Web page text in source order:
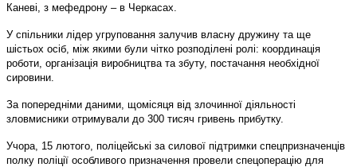
Каневі, з мефедрону – в Черкасах.
У спільники лідер угруповання залучив власну дружину та ще
шістьох осіб, між якими були чітко розподілені ролі: координація
роботи, організація виробництва та збуту, постачання необхідної
сировини.
За попередніми даними, щомісяця від злочинної діяльності
зловмисники отримували до 300 тисяч гривень прибутку.
Учора, 15 лютого, поліцейські за силової підтримки спецпризначенців
полку поліції особливого призначення провели спецоперацію для